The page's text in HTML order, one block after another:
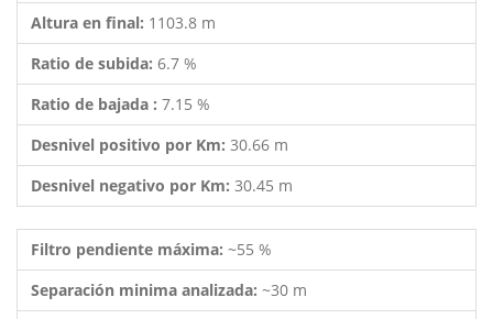
Altura en final: 1103.8 m
Ratio de subida: 6.7 %
Ratio de bajada : 7.15 %
Desnivel positivo por Km: 30.66 m
Desnivel negativo por Km: 30.45 m
Filtro pendiente máxima: ~55 %
Separación minima analizada: ~30 m